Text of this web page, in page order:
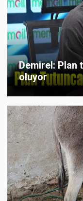
Demirel: Plan
oluyor